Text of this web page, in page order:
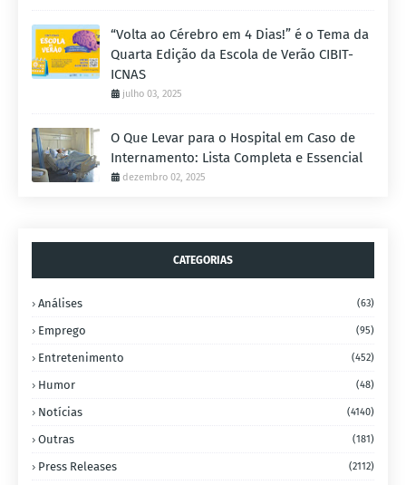
“Volta ao Cérebro em 4 Dias!” é o Tema da
Quarta Edição da Escola de Verão CIBIT-
ICNAS
julho 03, 2025
O Que Levar para o Hospital em Caso de
Internamento: Lista Completa e Essencial
dezembro 02, 2025
CATEGORIAS
Análises (63)
Emprego (95)
Entretenimento (452)
Humor (48)
Notícias (4140)
Outras (181)
Press Releases (2112)